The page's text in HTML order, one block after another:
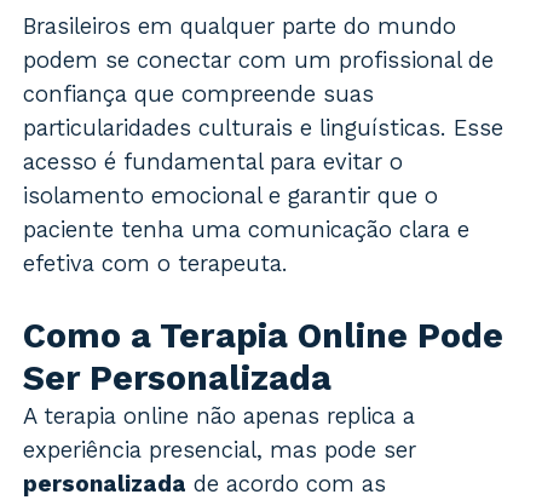
Brasileiros em qualquer parte do mundo
podem se conectar com um profissional de
confiança que compreende suas
particularidades culturais e linguísticas. Esse
acesso é fundamental para evitar o
isolamento emocional e garantir que o
paciente tenha uma comunicação clara e
efetiva com o terapeuta.
Como a Terapia Online Pode
Ser Personalizada
A terapia online não apenas replica a
experiência presencial, mas pode ser
personalizada de acordo com as